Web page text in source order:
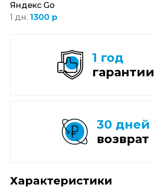
Яндекс Go
1 дн. 1300 р
Характеристики
1 год
гарантии
30 дней
возврат